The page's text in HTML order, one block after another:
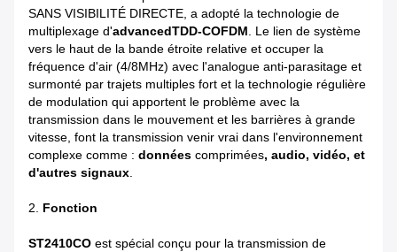
SANS VISIBILITÉ DIRECTE, a adopté la technologie de
multiplexage d'advancedTDD-COFDM. Le lien de système
vers le haut de la bande étroite relative et occuper la
fréquence d'air (4/8MHz) avec l'analogue anti-parasitage et
surmonté par trajets multiples fort et la technologie régulière
de modulation qui apportent le problème avec la
transmission dans le mouvement et les barrières à grande
vitesse, font la transmission venir vrai dans l'environnement
complexe comme : données comprimées, audio, vidéo, et
d'autres signaux.
2. Fonction
ST2410CO est spécial conçu pour la transmission de